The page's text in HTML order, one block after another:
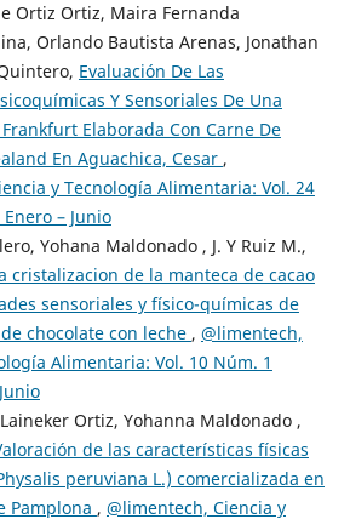
Ortiz Ortiz, Maira Fernanda
Orlando Bautista Arenas, Jonathan
Evaluación De Las
Y Sensoriales De Una
Elaborada Con Carne De
En Aguachica, Cesar ,
y Tecnología Alimentaria: Vol. 24
– Junio
Yohana Maldonado , J. Y Ruiz M.,
cristalizacion de la manteca de cacao
sensoriales y físico-químicas de
chocolate con leche , @limentech,
Alimentaria: Vol. 10 Núm. 1
Ortiz, Yohanna Maldonado ,
de las características físicas
peruviana L.) comercializada en
Pamplona , @limentech, Ciencia y